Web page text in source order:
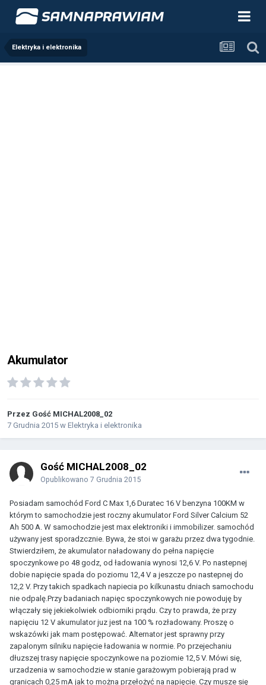
Elektryka i elektronika
Akumulator
Przez Gość MICHAL2008_02
7 Grudnia 2015 w Elektryka i elektronika
Gość MICHAL2008_02
Opublikowano 7 Grudnia 2015
Posiadam samochód Ford C Max 1,6 Duratec 16 V benzyna 100KM w
którym to samochodzie jest roczny akumulator Ford Silver Calcium 52
Ah 500 A. W samochodzie jest max elektroniki i immobilizer. samochód
używany jest sporadzcznie. Bywa, że stoi w garażu przez dwa tygodnie.
Stwierdziłem, że akumulator naładowany do pełna napięcie
spoczynkowe po 48 godz, od ładowania wynosi 12,6 V. Po nastepnej
dobie napięcie spada do poziomu 12,4 V a jeszcze po nastepnej do
12,2 V. Przy takich spadkach napiecia po kilkunastu dniach samochodu
nie odpalę.Przy badaniach napięc spoczynkowych nie powoduję by
włączały się jekiekolwiek odbiorniki prądu. Czy to prawda, że przy
napięciu 12 V akumulator juz jest na 100 % rozładowany. Proszę o
wskazówki jak mam postępować. Alternator jest sprawny przy
zapalonym silniku napięcie ładowania w normie. Po przejechaniu
dłuzszej trasy napięcie spoczynkowe na poziomie 12,5 V. Mówi się,
urzadzenia w samochodzie w stanie garażowym pobierają prad w
granicach 0,25 mA jak to można przełożyć na napięcie. Czy musze się